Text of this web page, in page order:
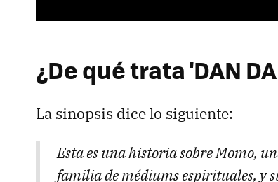
¿De qué trata 'DAN
La sinopsis dice lo siguiente:
Esta es una historia sobre Momo,
familia de médiums espirituales, y